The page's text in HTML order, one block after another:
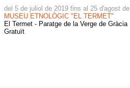
del 5 de juliol de 2019 fins al 25 d'agost
MUSEU ETNOLÒGIC "EL TERMET"
El Termet - Paratge de la Verge de Gràcia
Gratuït